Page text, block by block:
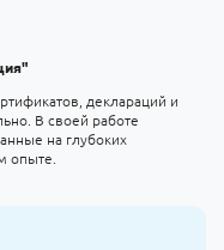
деклараций и
В своей работе
на глубоких
опыте.